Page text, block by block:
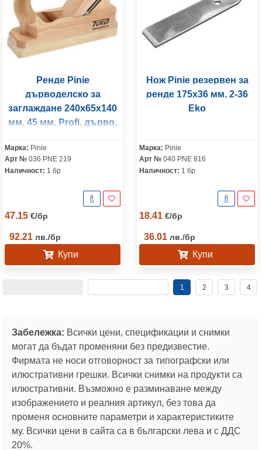
Ренде Pinie
дърводелско за
заглаждане 240x65x140
мм, 45 мм, Profi, дърво,
Марка: Pinie
Арт № 036 PNE 219
Наличност: 1 бр
47.15 €/бр
92.21 лв./бр
Купи
Нож Pinie резервен за
ренде 175х36 мм, 2-36
Eko
Марка: Pinie
Арт № 040 PNE 816
Наличност: 1 бр
18.41 €/бр
36.01 лв./бр
Купи
1 2 3 4
Забележка: Всички цени, спецификации и снимки
могат да бъдат променяни без предизвестие.
Фирмата не носи отговорност за типографски или
илюстративни грешки. Всички снимки на продукти са
илюстративни. Възможно е разминаване между
изображението и реалния артикул, без това да
променя основните параметри и характеристиките
му. Всички цени в сайта са в български лева и с ДДС
20%.